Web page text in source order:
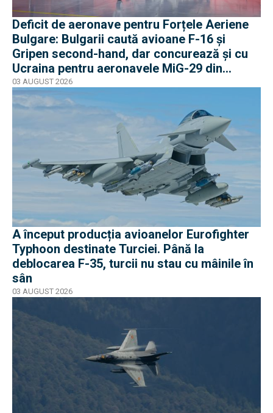
Deficit de aeronave pentru Forțele Aeriene
Bulgare: Bulgarii caută avioane F-16 și
Gripen second-hand, dar concurează și cu
Ucraina pentru aeronavele MiG-29 din
Polonia
03 AUGUST 2026
A început producția avioanelor Eurofighter
Typhoon destinate Turciei. Până la
deblocarea F-35, turcii nu stau cu mâinile în
sân
03 AUGUST 2026